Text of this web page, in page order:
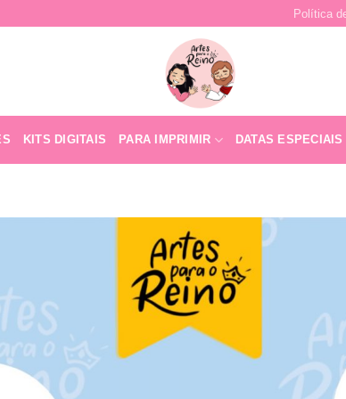
Política
KITS DIGITAIS PARA IMPRIMIR DATAS ESPECIAIS